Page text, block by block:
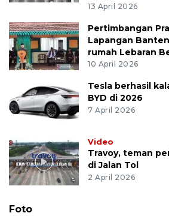
13 April 2026
Pertimbangan
Lapangan
rumah Lebaran
10 April 2026
Tesla berhasil
BYD di 2026
7 April 2026
Video
Travoy, teman
di Jalan Tol
2 April 2026
Foto